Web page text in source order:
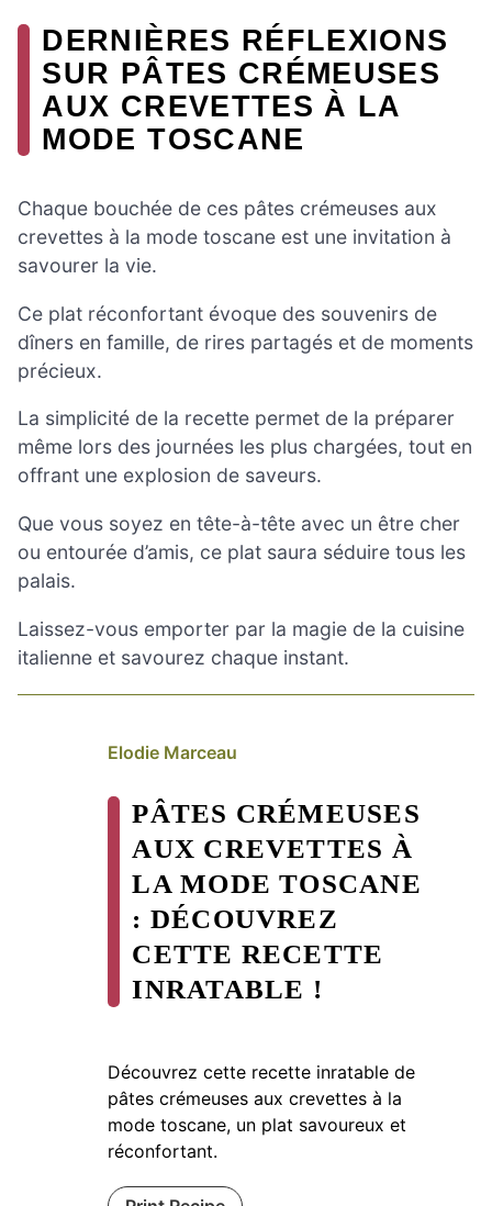
DERNIÈRES RÉFLEXIONS
SUR PÂTES CRÉMEUSES
AUX CREVETTES À LA
MODE TOSCANE
Chaque bouchée de ces pâtes crémeuses aux
crevettes à la mode toscane est une invitation à
savourer la vie.
Ce plat réconfortant évoque des souvenirs de
dîners en famille, de rires partagés et de moments
précieux.
La simplicité de la recette permet de la préparer
même lors des journées les plus chargées, tout en
offrant une explosion de saveurs.
Que vous soyez en tête-à-tête avec un être cher
ou entourée d’amis, ce plat saura séduire tous les
palais.
Laissez-vous emporter par la magie de la cuisine
italienne et savourez chaque instant.
Elodie Marceau
PÂTES CRÉMEUSES
AUX CREVETTES À
LA MODE TOSCANE
: DÉCOUVREZ
CETTE RECETTE
INRATABLE !
Découvrez cette recette inratable de
pâtes crémeuses aux crevettes à la
mode toscane, un plat savoureux et
réconfortant.